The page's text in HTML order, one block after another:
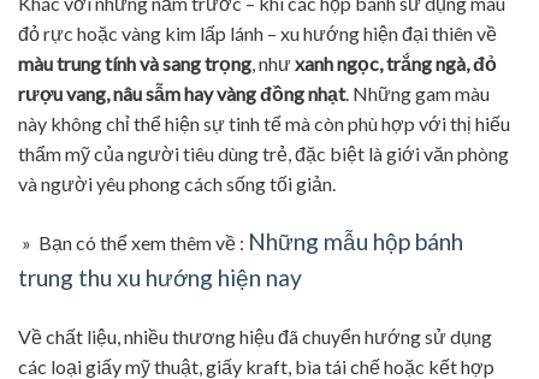
đỏ rực hoặc vàng kim lấp lánh – xu hướng hiện đại thiên về
màu trung tính và sang trọng, nhưxanh ngọc, trắng ngà, đỏ
rượu vang, nâu sẫm hay vàng đồng nhạt. Những gam màu
này không chỉ thể hiện sự tinh tế mà còn phù hợp với thị hiếu
thẩm mỹ của người tiêu dùng trẻ, đặc biệt là giới văn phòng
và người yêu phong cách sống tối giản.
» Bạn có thể xem thêm về : Những mẫu hộp bánh
trung thu xu hướng hiện nay
Về chất liệu, nhiều thương hiệu đã chuyển hướng sử dụng
các loại giấy mỹ thuật, giấy kraft, bìa tái chế hoặc kết hợp